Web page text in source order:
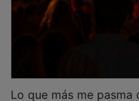
medio, en
Zapatero y sus
momento han
y a algún
mantenerlo, se le
lo iba a pensar. O se